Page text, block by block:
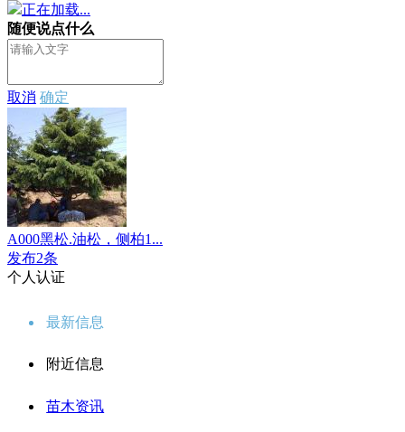
正在加载...
随便说点什么
取消 确定
A000黑松.油松，侧柏1...
发布2条
个人认证
最新信息
附近信息
苗木资讯